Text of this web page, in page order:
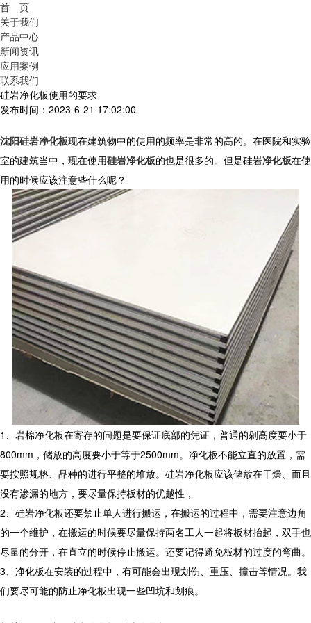
首 页
关于我们
产品中心
新闻资讯
应用案例
联系我们
硅岩净化板使用的要求
发布时间：2023-6-21 17:02:00
沈阳硅岩净化板现在建筑物中的使用的频率是非常的高的。在医院和实验
室的建筑当中，现在使用硅岩净化板的也是很多的。但是硅岩净化板在使
用的时候应该注意些什么呢？
1、岩棉净化板在寄存的问题是要保证底部的凭证，普通的剁高度要小于
800mm，储放的高度要小于等于2500mm。净化板不能立直的放置，需
要按照规格、品种的进行平整的堆放。硅岩净化板应该储放在干燥、而且
没有渗漏的地方，要尽量保持板材的优越性，
2、硅岩净化板还要禁止单人进行搬运，在搬运的过程中，需要注意边角
的一个维护，在搬运的时候要尽量保持两名工人一起将板材抬起，双手也
尽量的分开，在直立的时候停止搬运。还要记得避免板材的过度的弯曲。
3、净化板在安装的过程中，有可能会出现划伤、重压、撞击等情况。我
们要尽可能的防止净化板出现一些凹坑和划痕。